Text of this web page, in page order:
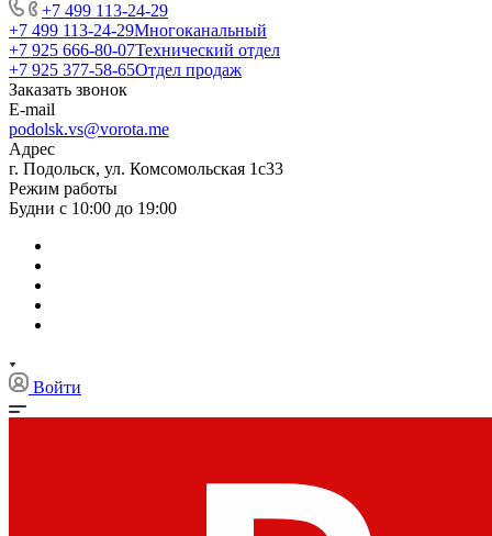
+7 499 113-24-29
+7 499 113-24-29Многоканальный
+7 925 666-80-07Технический отдел
+7 925 377-58-65Отдел продаж
Заказать звонок
E-mail
podolsk.vs@vorota.me
Адрес
г. Подольск, ул. Комсомольская 1с33
Режим работы
Будни с 10:00 до 19:00
Войти